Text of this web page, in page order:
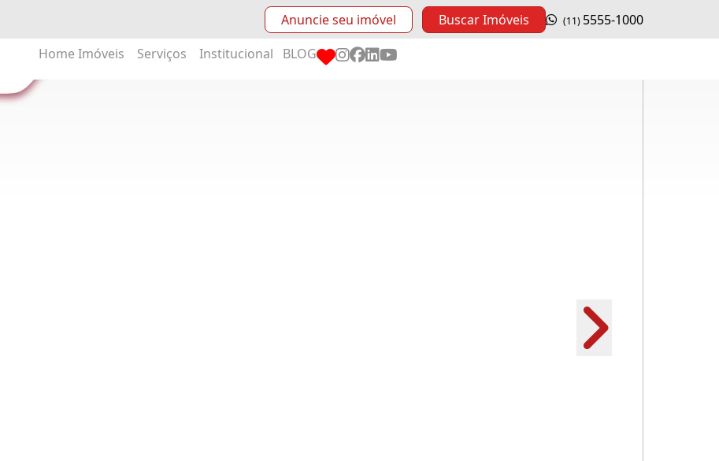
Anuncie seu imóvel Buscar Imóveis (11) 5555-1000
Home Imóveis Serviços Institucional BLOG